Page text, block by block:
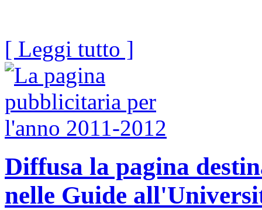
[ Leggi tutto ]
Diffusa la pagina
nelle Guide